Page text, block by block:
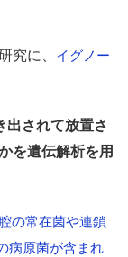
究に、 イグノー
出されて放置さ
を遺伝解析を用
の常在菌や連鎖
病原菌が含まれ